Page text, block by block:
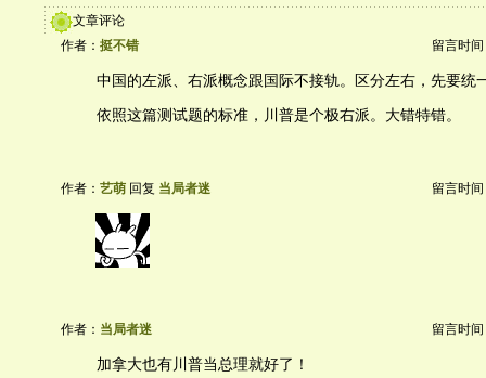
文章评论
作者： 挺不错 留言时间
中国的左派、右派概念跟国际不接轨。区分左右，先要统
依照这篇测试题的标准，川普是个极右派。大错特错。
作者： 艺萌 回复 当局者迷 留言时间
作者： 当局者迷 留言时间
加拿大也有川普当总理就好了！